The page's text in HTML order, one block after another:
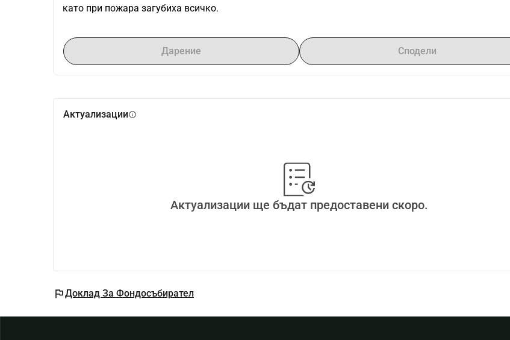
като при пожара загубиха всичко.
Дарение Сподели
Актуализацииinfo
Актуализации ще бъдат предоставени скоро.
flagДоклад За Фондосъбирател